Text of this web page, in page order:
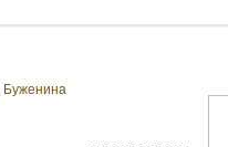
Буженина